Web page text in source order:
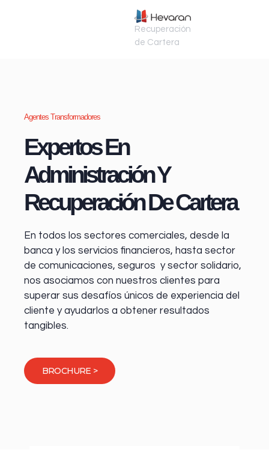
Recuperación
de Cartera
Agentes Transformadores
Expertos En
Administración Y
Recuperación De Cartera
En todos los sectores comerciales, desde la
banca y los servicios financieros, hasta sector
de comunicaciones, seguros y sector solidario,
nos asociamos con nuestros clientes para
superar sus desafíos únicos de experiencia del
cliente y ayudarlos a obtener resultados
tangibles.
BROCHURE >